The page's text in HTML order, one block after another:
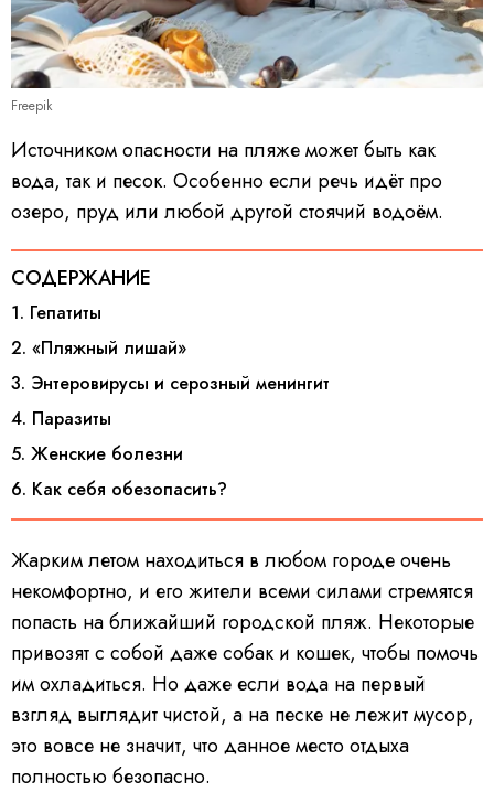
Freepik
Источником опасности на пляже может быть как
вода, так и песок. Особенно если речь идёт про
озеро, пруд или любой другой стоячий водоём.
СОДЕРЖАНИЕ
1. Гепатиты
2. «Пляжный лишай»
3. Энтеровирусы и серозный менингит
4. Паразиты
5. Женские болезни
6. Как себя обезопасить?
Жарким летом находиться в любом городе очень
некомфортно, и его жители всеми силами стремятся
попасть на ближайший городской пляж. Некоторые
привозят с собой даже собак и кошек, чтобы помочь
им охладиться. Но даже если вода на первый
взгляд выглядит чистой, а на песке не лежит мусор,
это вовсе не значит, что данное место отдыха
полностью безопасно.